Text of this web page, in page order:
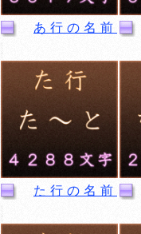
あ行の名前
た行の名前